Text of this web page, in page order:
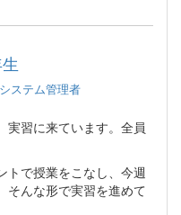
ステム管理者
実習に来ています。全員
トで授業をこなし、今週
そんな形で実習を進めて